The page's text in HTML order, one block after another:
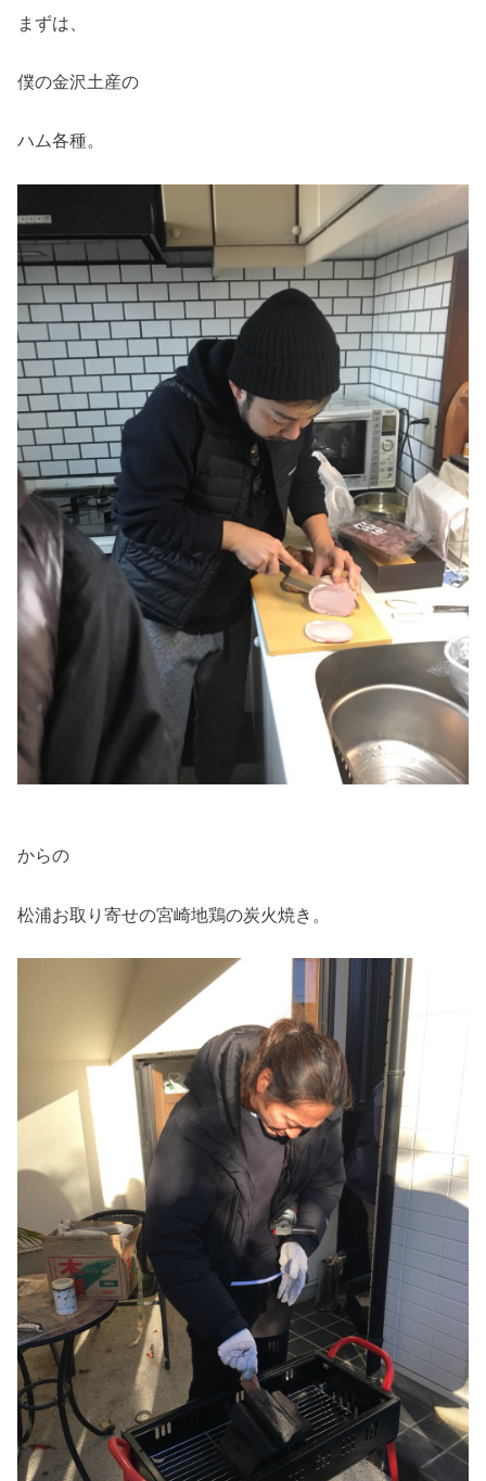
まずは、
僕の金沢土産の
ハム各種。
からの
松浦お取り寄せの宮崎地鶏の炭火焼き。